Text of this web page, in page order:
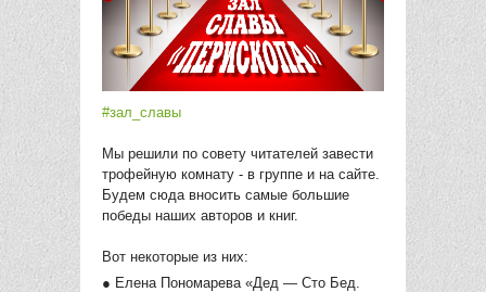
#зал_славы
Мы решили по совету читателей завести
трофейную комнату - в группе и на сайте.
Будем сюда вносить самые большие
победы наших авторов и книг.
Вот некоторые из них:
● Елена Пономарева «Дед — Сто Бед.